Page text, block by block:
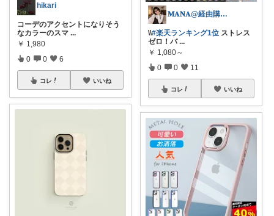
hikari
コーデのアクセントになりそう
なカラーのスマ ...
￥ 1,980
0 0 6
コレ いいね
𝐌𝐀𝐍𝐀@経由購入感謝♡
\\#楽天ランキング1位 ストレス
ゼロ！バ ...
￥ 1,080～
0 0 11
コレ いいね